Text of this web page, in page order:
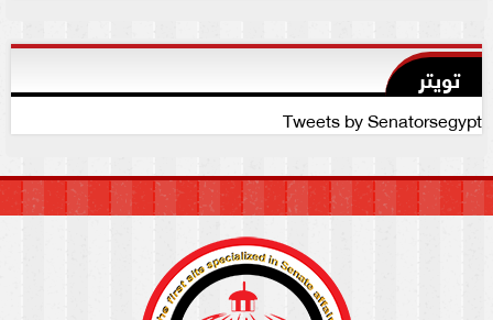
تويتر
Tweets by Senatorsegypt